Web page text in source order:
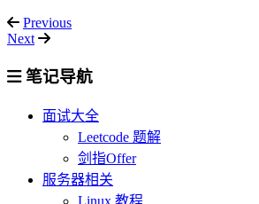
Previous
Next
笔记导航
面试大全
Leetcode 题解
剑指Offer
服务器相关
Linux 教程